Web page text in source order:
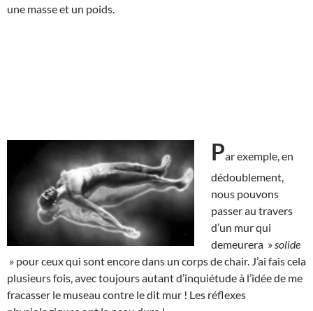
une masse et un poids.
Par exemple, en
dédoublement,
nous pouvons
passer au travers
d’un mur qui
demeurera » solide
» pour ceux qui sont encore dans un corps de chair. J’ai fais cela
plusieurs fois, avec toujours autant d’inquiétude à l’idée de me
fracasser le museau contre le dit mur ! Les réflexes